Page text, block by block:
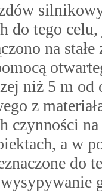
do tego
na
niż 5 m od
z
czynności
a w
do